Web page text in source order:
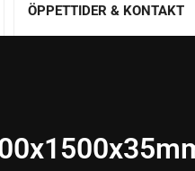
ÖPPETTIDER & KONTAKT